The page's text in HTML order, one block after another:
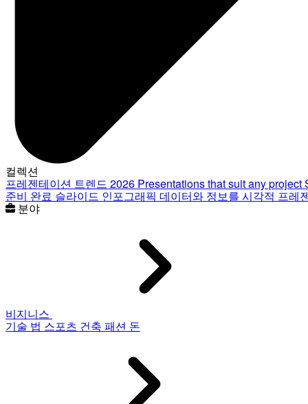
컬렉션
프레젠테이션 트렌드 2026 Presentations that suit any project
준비 완료 슬라이드 인포그래픽 데이터와 정보를 시각적 프레
분야
비지니스
기술 법 스포츠 건축 패션 돈